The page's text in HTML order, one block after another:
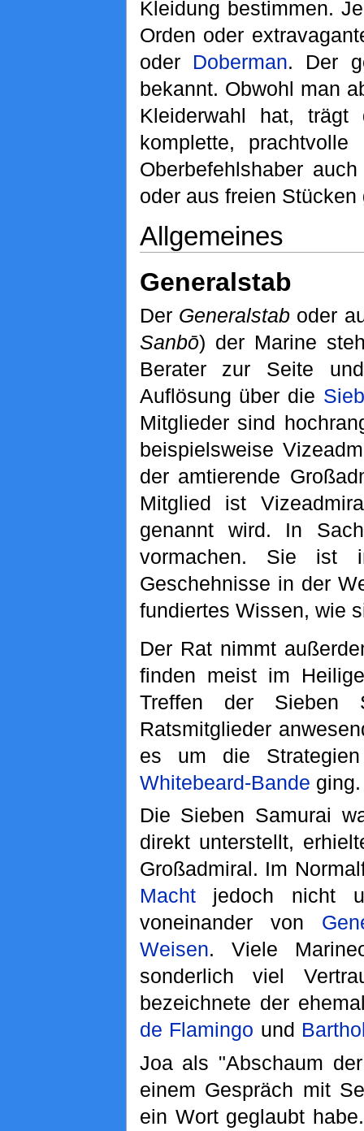
Kleidung bestimmen.
Orden oder
oder Doberman. Der
bekannt. Obwohl man
Kleiderwahl hat, trägt
komplette,
Oberbefehlshaber
oder aus freien
Allgemeines
Generalstab
Der Generalstab oder
Sanbō) der Marine
Berater zur Seite
Auflösung über die
Mitglieder sind
beispielsweise
der amtierende
Mitglied ist
genannt wird. In
vormachen. Sie ist
Geschehnisse in der
fundiertes Wissen, wie
Der Rat nimmt
finden meist im
Treffen der Sieben
Ratsmitglieder
es um die
Whitebeard-Bande ging.
Die Sieben Samurai
direkt unterstellt,
Großadmiral. Im
Machtjedoch nicht
voneinander von
Weisen. Viele
sonderlich viel
bezeichnete der
de Flamingo und
Joa als "Abschaum
einem Gespräch mit
ein Wort geglaubt